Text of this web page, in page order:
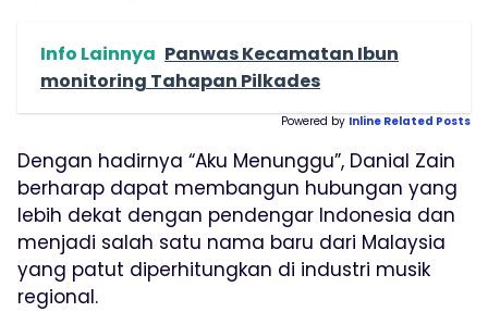
Info Lainnya Panwas Kecamatan Ibun
monitoring Tahapan Pilkades
Powered by Inline Related Posts
Dengan hadirnya “Aku Menunggu”, Danial Zain
berharap dapat membangun hubungan yang
lebih dekat dengan pendengar Indonesia dan
menjadi salah satu nama baru dari Malaysia
yang patut diperhitungkan di industri musik
regional.